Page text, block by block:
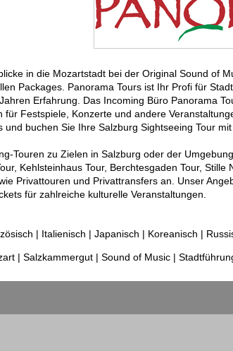
in die Mozartstadt bei der Original Sound of
Packages. Panorama Tours ist Ihr Profi für
Erfahrung. Das Incoming Büro Panorama
Festspiele, Konzerte und andere
buchen Sie Ihre Salzburg Sightseeing Tour
Touren zu Zielen in Salzburg oder der
Kehlsteinhaus Tour, Berchtesgaden Tour, Stille
Privattouren und Privattransfers an. Unser
für zahlreiche kulturelle Veranstaltungen.
| Italienisch | Japanisch | Koreanisch |
| Salzkammergut | Sound of Music |